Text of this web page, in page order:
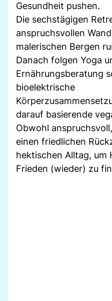
Gesundheit pushen.
Die sechstägigen
anspruchsvollen
malerischen Bergen
Danach folgen Yoga
Ernährungsberatung
bioelektrische
darauf basierende
Obwohl
einen friedlichen
hektischen Alltag, um
Frieden (wieder) zu